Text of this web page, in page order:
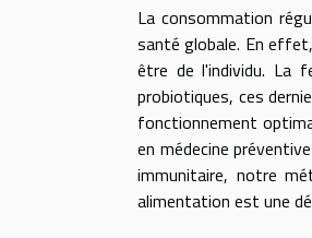
La consommation
santé globale. En
être de l'individu. La
probiotiques, ces
fonctionnement
en médecine
immunitaire, notre
alimentation est une